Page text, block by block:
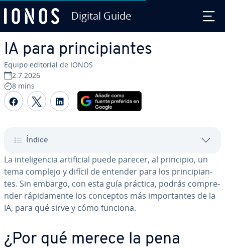
Digital Guide
IA para pri­n­ci­pia­n­tes
Equipo editorial de IONOS
2.7.2026
8 mins
Compartir Facebook
Compartir Twitter
Compartir LinkedIn
Índice
La in­te­li­ge­n­cia ar­ti­fi­cial puede parecer, al principio, un
tema complejo y difícil de entender para los pri­n­ci­pia­n­
tes. Sin embargo, con esta guía práctica, podrás co­m­pre­
n­der rá­pi­da­me­n­te los conceptos más im­po­r­ta­n­tes de la
IA, para qué sirve y cómo funciona.
¿Por qué merece la pena